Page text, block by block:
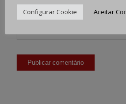
Configurar Cookie Aceitar